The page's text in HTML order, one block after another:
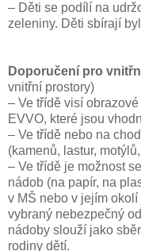
– Děti se podílí na
zeleniny. Děti sbírají
Doporučení pro
vnitřní prostory)
– Ve třídě visí
EVVO, které jsou
– Ve třídě nebo na
(kamenů, lastur,
– Ve třídě je možnost
nádob (na papír, na
v MŠ nebo v jejím
vybraný nebezpečný
nádoby slouží jako
rodiny dětí.